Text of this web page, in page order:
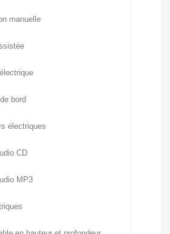
manuelle
bord
électriques
CD
MP3